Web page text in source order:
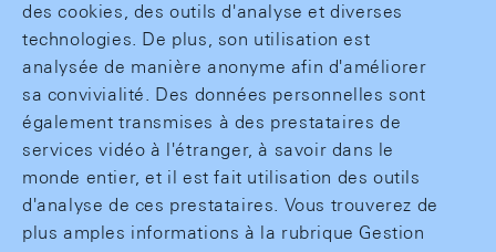
des cookies, des outils d'analyse et diverses
technologies. De plus, son utilisation est
analysée de manière anonyme afin d'améliorer
sa convivialité. Des données personnelles sont
également transmises à des prestataires de
services vidéo à l'étranger, à savoir dans le
monde entier, et il est fait utilisation des outils
d'analyse de ces prestataires. Vous trouverez de
plus amples informations à la rubrique Gestion